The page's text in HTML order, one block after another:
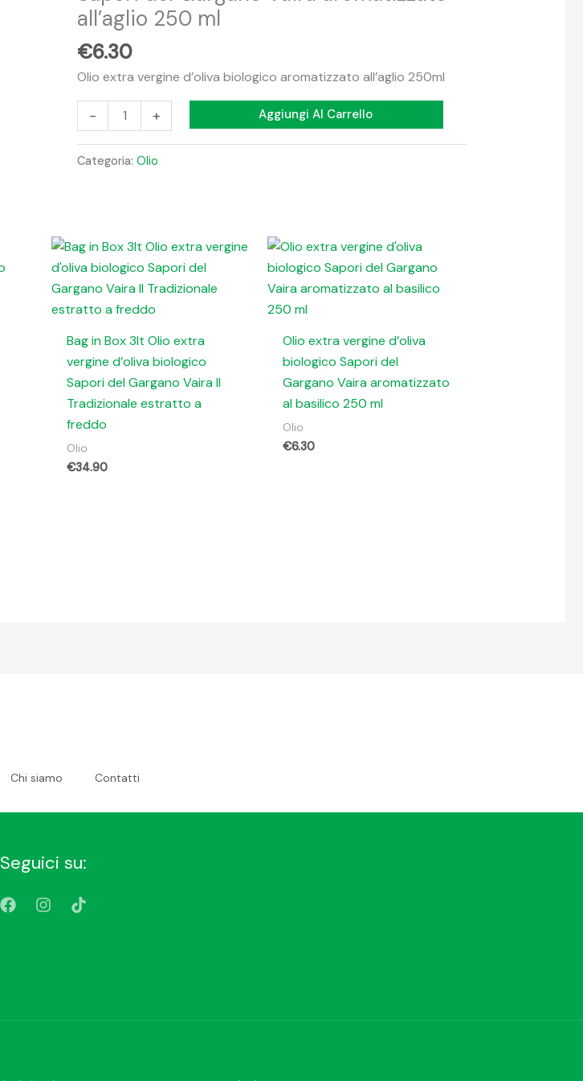
all’aglio 250 ml
€6.30
Olio extra vergine d’oliva biologico aromatizzato all’aglio 250ml
-
biologico
Sapori
del
Gargano
aromatizzato
all'aglio
250
+ Aggiungi Al Carrello
Categoria:Olio
Bag in Box 3lt Olio extra
vergine d’oliva biologico
Sapori del Gargano Vaira Il
Tradizionale estratto a
freddo
Olio
€34.90
Olio extra vergine d’oliva
biologico Sapori del
Gargano Vaira aromatizzato
al basilico 250 ml
Olio
€6.30
Chi siamo Contatti
Seguici su: